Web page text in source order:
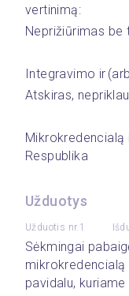
vertinimą:
Neprižiūrimas be
Integravimo ir
Atskiras,
Mikrokredencialą
Respublika
Užduotys
Užduotis nr.1
Sėkmingai
pavidalu,